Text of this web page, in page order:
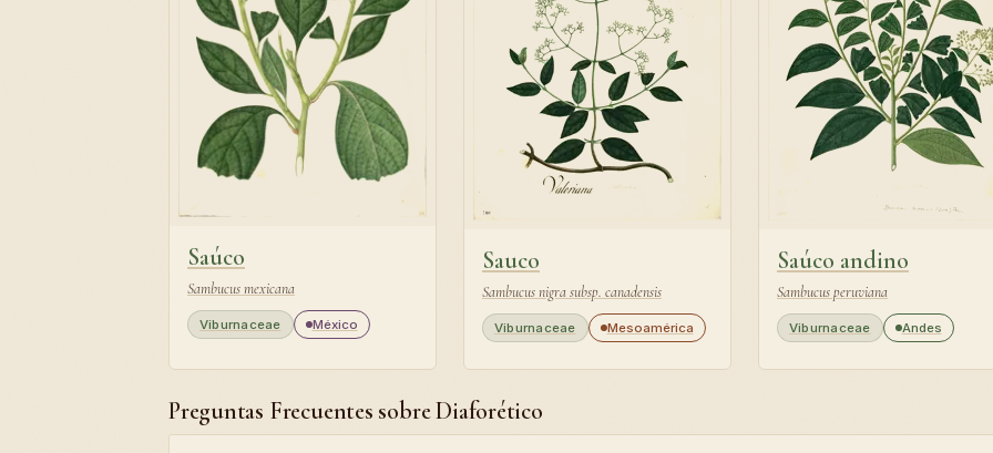
Saúco
Sambucus mexicana
Viburnaceae México
Sauco
Sambucus nigra subsp. canadensis
Viburnaceae Mesoamérica
Saúco andino
Sambucus peruviana
Viburnaceae Andes
Preguntas Frecuentes sobre Diaforético